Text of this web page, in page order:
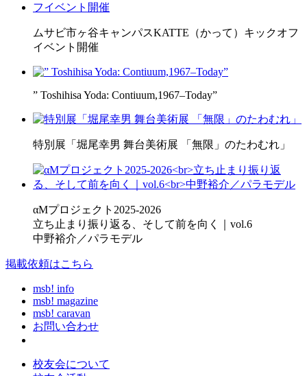
ムサビ市ヶ谷キャンパスKATTE（かって）キックオフ
イベント開催
” Toshihisa Yoda: Contiuum,1967–Today”
特別展「堀尾幸男 舞台美術展 「無限」のたわむれ」
αMプロジェクト2025-2026
立ち止まり振り返る、そして前を向く｜vol.6
中野裕介／パラモデル
掲載依頼はこちら
msb! info
msb! magazine
msb! caravan
お問い合わせ
校友会について